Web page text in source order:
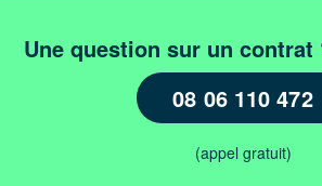
Une question sur un contrat
08 06 110 472
(appel gratuit)